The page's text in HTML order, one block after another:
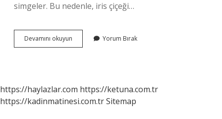
simgeler. Bu nedenle, iris çiçeği…
Devamını okuyun
Çiçeği
Yorum Bırak
https://haylazlar.com https://ketuna.com.tr
https://kadinmatinesi.com.trSitemap